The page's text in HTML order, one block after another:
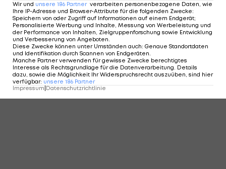
Wir und unsere 186 Partner verarbeiten personenbezogene Daten, wie
Ihre IP-Adresse und Browser-Attribute für die folgenden Zwecke:
Speichern von oder Zugriff auf Informationen auf einem Endgerät;
Personalisierte Werbung und Inhalte, Messung von Werbeleistung und
der Performance von Inhalten, Zielgruppenforschung sowie Entwicklung
und Verbesserung von Angeboten.
Diese Zwecke können unter Umständen auch: Genaue Standortdaten
und Identifikation durch Scannen von Endgeräten.
Manche Partner verwenden für gewisse Zwecke berechtigtes
Interesse als Rechtsgrundlage für die Datenverarbeitung. Details
dazu, sowie die Möglichkeit Ihr Widerspruchsrecht auszuüben, sind hier
verfügbar: unsere 186 Partner
Impressum Datenschutzrichtlinie